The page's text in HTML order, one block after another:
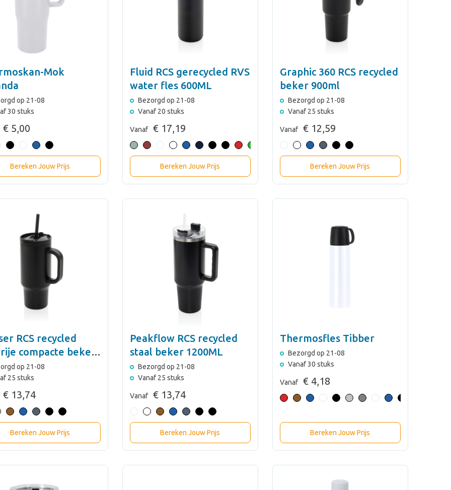
Mok
op 21-08
30 stuks
€ 5,00
Bereken Jouw Prijs
Fluid RCS gerecycled RVS
water fles 600ML
Bezorgd op 21-08
Vanaf 20 stuks
Vanaf € 17,19
Bereken Jouw Prijs
Graphic 360 RCS recycled
beker 900ml
Bezorgd op 21-08
Vanaf 25 stuks
Vanaf € 12,59
Bereken Jouw Prijs
RCS recycled
compacte beker
op 21-08
25 stuks
€ 13,74
Bereken Jouw Prijs
Peakflow RCS recycled
staal beker 1200ML
Bezorgd op 21-08
Vanaf 25 stuks
Vanaf € 13,74
Bereken Jouw Prijs
Thermosfles Tibber
Bezorgd op 21-08
Vanaf 30 stuks
Vanaf € 4,18
Bereken Jouw Prijs